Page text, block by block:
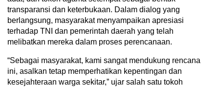
transparansi dan keterbukaan. Dalam dialog yang
berlangsung, masyarakat menyampaikan apresiasi
terhadap TNI dan pemerintah daerah yang telah
melibatkan mereka dalam proses perencanaan.
“Sebagai masyarakat, kami sangat mendukung rencana
ini, asalkan tetap memperhatikan kepentingan dan
kesejahteraan warga sekitar,” ujar salah satu tokoh